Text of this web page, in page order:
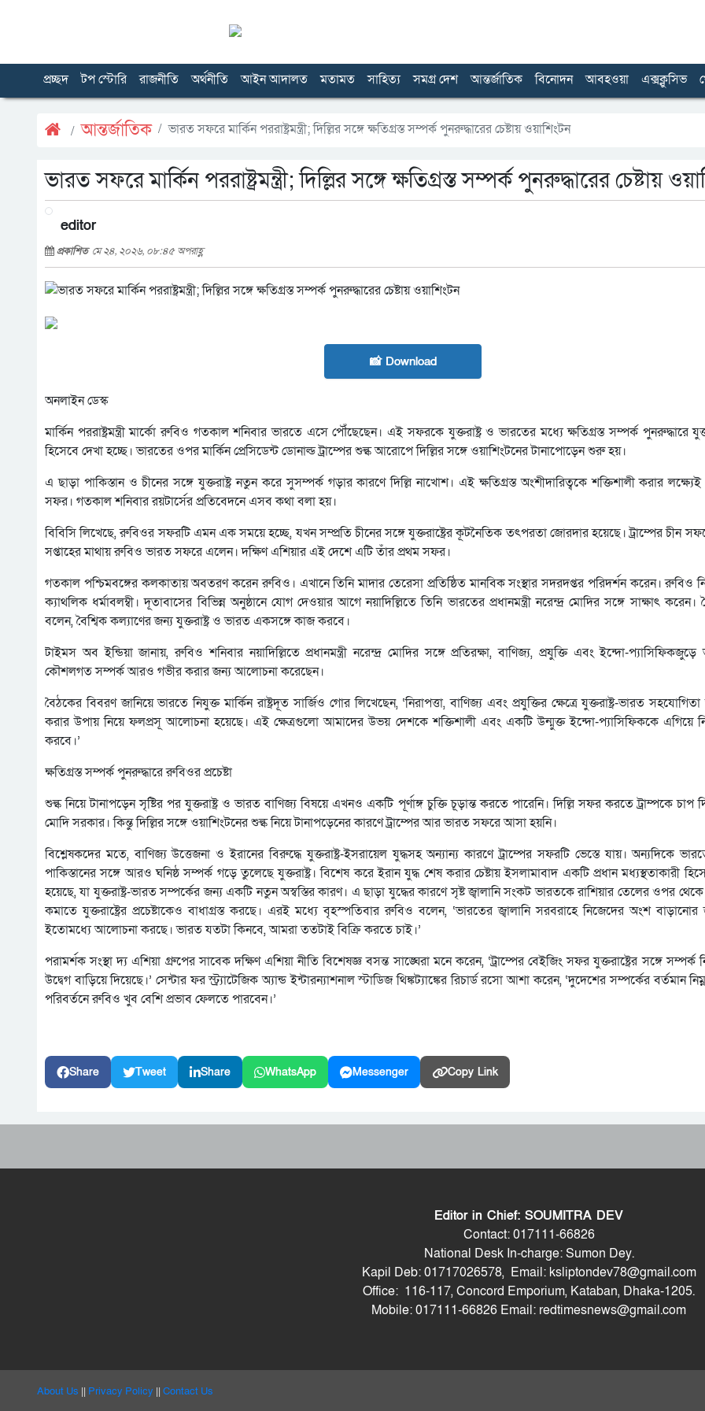
প্রচ্ছদ টপ স্টোরি রাজনীতি অর্থনীতি আইন আদালত মতামত সাহিত্য সমগ্র দেশ আন্তর্জাতিক বিনোদন আবহওয়া এক্সক্লুসিভ
আন্তর্জাতিক ভারত সফরে মার্কিন পররাষ্ট্রমন্ত্রী; দিল্লির সঙ্গে ক্ষতিগ্রস্ত সম্পর্ক পুনরুদ্ধারের চেষ্টায় ওয়াশিংটন
ভারত সফরে মার্কিন পররাষ্ট্রমন্ত্রী; দিল্লির সঙ্গে ক্ষতিগ্রস্ত সম্পর্ক পুনরুদ্ধারের চেষ্টায়
editor
প্রকাশিত মে ২৪, ২০২৬, ০৮:৪৫ অপরাহ্ণ
📸 Download
অনলাইন ডেস্ক
মার্কিন পররাষ্ট্রমন্ত্রী মার্কো রুবিও গতকাল শনিবার ভারতে এসে পৌঁছেছেন। এই সফরকে যুক্তরাষ্ট্র ও ভারতের মধ্যে ক্ষতিগ্রস্ত সম্পর্ক পুনরুদ্ধারে
হিসেবে দেখা হচ্ছে। ভারতের ওপর মার্কিন প্রেসিডেন্ট ডোনাল্ড ট্রাম্পের শুল্ক আরোপে দিল্লির সঙ্গে ওয়াশিংটনের টানাপোড়েন শুরু হয়।
এ ছাড়া পাকিস্তান ও চীনের সঙ্গে যুক্তরাষ্ট্র নতুন করে সুসম্পর্ক গড়ার কারণে দিল্লি নাখোশ। এই ক্ষতিগ্রস্ত অংশীদারিত্বকে শক্তিশালী করার
সফর। গতকাল শনিবার রয়টার্সের প্রতিবেদনে এসব কথা বলা হয়।
বিবিসি লিখেছে, রুবিওর সফরটি এমন এক সময়ে হচ্ছে, যখন সম্প্রতি চীনের সঙ্গে যুক্তরাষ্ট্রের কূটনৈতিক তৎপরতা জোরদার হয়েছে। ট্রাম্পের চীন
সপ্তাহের মাথায় রুবিও ভারত সফরে এলেন। দক্ষিণ এশিয়ার এই দেশে এটি তাঁর প্রথম সফর।
গতকাল পশ্চিমবঙ্গের কলকাতায় অবতরণ করেন রুবিও। এখানে তিনি মাদার তেরেসা প্রতিষ্ঠিত মানবিক সংস্থার সদরদপ্তর পরিদর্শন করেন। রুবিও
ক্যাথলিক ধর্মাবলম্বী। দূতাবাসের বিভিন্ন অনুষ্ঠানে যোগ দেওয়ার আগে নয়াদিল্লিতে তিনি ভারতের প্রধানমন্ত্রী নরেন্দ্র মোদির সঙ্গে সাক্ষাৎ
বলেন, বৈশ্বিক কল্যাণের জন্য যুক্তরাষ্ট্র ও ভারত একসঙ্গে কাজ করবে।
টাইমস অব ইন্ডিয়া জানায়, রুবিও শনিবার নয়াদিল্লিতে প্রধানমন্ত্রী নরেন্দ্র মোদির সঙ্গে প্রতিরক্ষা, বাণিজ্য, প্রযুক্তি এবং ইন্দো-প্যাসিফিকজুড়ে
কৌশলগত সম্পর্ক আরও গভীর করার জন্য আলোচনা করেছেন।
বৈঠকের বিবরণ জানিয়ে ভারতে নিযুক্ত মার্কিন রাষ্ট্রদূত সার্জিও গোর লিখেছেন, ‘নিরাপত্তা, বাণিজ্য এবং প্রযুক্তির ক্ষেত্রে যুক্তরাষ্ট্র-ভারত
করার উপায় নিয়ে ফলপ্রসূ আলোচনা হয়েছে। এই ক্ষেত্রগুলো আমাদের উভয় দেশকে শক্তিশালী এবং একটি উন্মুক্ত ইন্দো-প্যাসিফিককে এগিয়ে
করবে।’
ক্ষতিগ্রস্ত সম্পর্ক পুনরুদ্ধারে রুবিওর প্রচেষ্টা
শুল্ক নিয়ে টানাপড়েন সৃষ্টির পর যুক্তরাষ্ট্র ও ভারত বাণিজ্য বিষয়ে এখনও একটি পূর্ণাঙ্গ চুক্তি চূড়ান্ত করতে পারেনি। দিল্লি সফর করতে ট্রাম্পকে
মোদি সরকার। কিন্তু দিল্লির সঙ্গে ওয়াশিংটনের শুল্ক নিয়ে টানাপড়েনের কারণে ট্রাম্পের আর ভারত সফরে আসা হয়নি।
বিশ্লেষকদের মতে, বাণিজ্য উত্তেজনা ও ইরানের বিরুদ্ধে যুক্তরাষ্ট্র-ইসরায়েল যুদ্ধসহ অন্যান্য কারণে ট্রাম্পের সফরটি ভেস্তে যায়। অন্যদিকে ভারতের
পাকিস্তানের সঙ্গে আরও ঘনিষ্ঠ সম্পর্ক গড়ে তুলেছে যুক্তরাষ্ট্র। বিশেষ করে ইরান যুদ্ধ শেষ করার চেষ্টায় ইসলামাবাদ একটি প্রধান মধ্যস্থতাকারী
হয়েছে, যা যুক্তরাষ্ট্র-ভারত সম্পর্কের জন্য একটি নতুন অস্বস্তির কারণ। এ ছাড়া যুদ্ধের কারণে সৃষ্ট জ্বালানি সংকট ভারতকে রাশিয়ার তেলের ওপর থেকে
কমাতে যুক্তরাষ্ট্রের প্রচেষ্টাকেও বাধাগ্রস্ত করছে। এরই মধ্যে বৃহস্পতিবার রুবিও বলেন, ‘ভারতের জ্বালানি সরবরাহে নিজেদের অংশ বাড়ানোর
ইতোমধ্যে আলোচনা করছে। ভারত যতটা কিনবে, আমরা ততটাই বিক্রি করতে চাই।’
পরামর্শক সংস্থা দ্য এশিয়া গ্রুপের সাবেক দক্ষিণ এশিয়া নীতি বিশেষজ্ঞ বসন্ত সাঙ্ঘেরা মনে করেন, ‘ট্রাম্পের বেইজিং সফর যুক্তরাষ্ট্রের সঙ্গে সম্পর্ক
উদ্বেগ বাড়িয়ে দিয়েছে।’ সেন্টার ফর স্ট্র্যাটেজিক অ্যান্ড ইন্টারন্যাশনাল স্টাডিজ থিঙ্কট্যাঙ্কের রিচার্ড রসো আশা করেন, ‘দুদেশের সম্পর্কের বর্তমান
পরিবর্তনে রুবিও খুব বেশি প্রভাব ফেলতে পারবেন।’
Share Tweet Share WhatsApp Messenger Copy Link
Editor in Chief: SOUMITRA DEV
Contact: 017111-66826
National Desk In-charge: Sumon Dey.
Kapil Deb: 01717026578, Email: ksliptondev78@gmail.com
Office: 116-117, Concord Emporium, Kataban, Dhaka-1205.
Mobile: 017111-66826 Email: redtimesnews@gmail.com
About Us || Privacy Policy || Contact Us